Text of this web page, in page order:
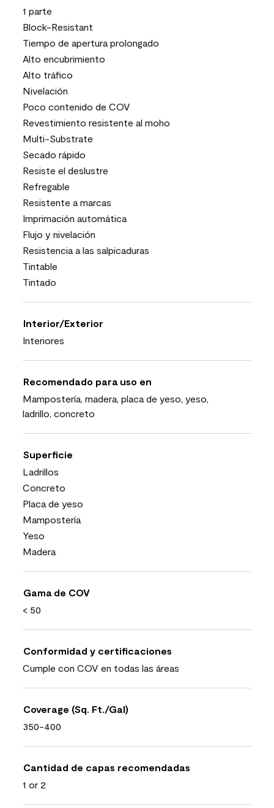
1 parte
Block-Resistant
Tiempo de apertura prolongado
Alto encubrimiento
Alto tráfico
Nivelación
Poco contenido de COV
Revestimiento resistente al moho
Multi-Substrate
Secado rápido
Resiste el deslustre
Refregable
Resistente a marcas
Imprimación automática
Flujo y nivelación
Resistencia a las salpicaduras
Tintable
Tintado
Interior/Exterior
Interiores
Recomendado para uso en
Mampostería, madera, placa de yeso, yeso,
ladrillo, concreto
Superficie
Ladrillos
Concreto
Placa de yeso
Mampostería
Yeso
Madera
Gama de COV
< 50
Conformidad y certificaciones
Cumple con COV en todas las áreas
Coverage (Sq. Ft./Gal)
350-400
Cantidad de capas recomendadas
1 or 2